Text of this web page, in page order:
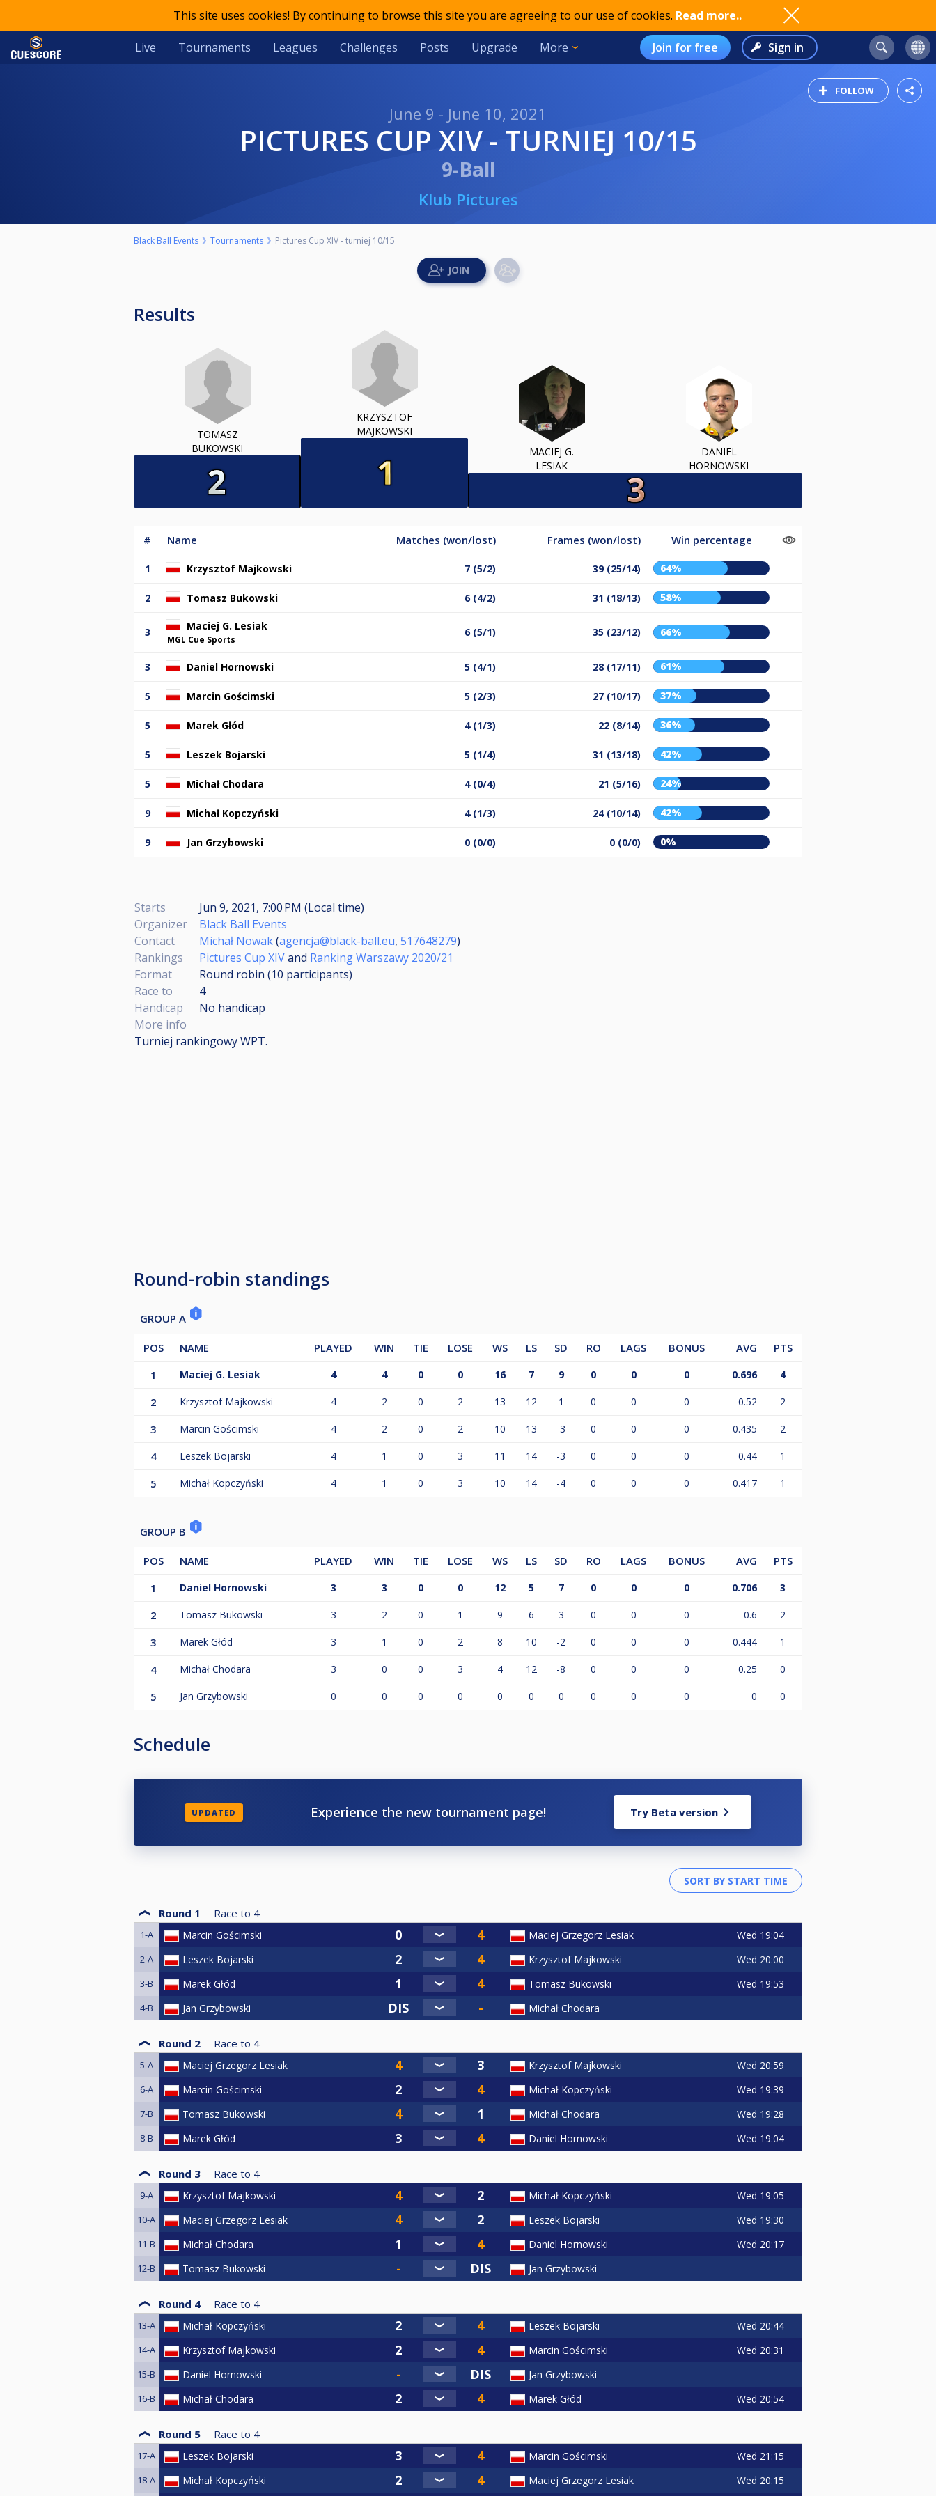
This site uses cookies! By continuing to browse this site you are agreeing to our use of cookies. Read more..
Live Tournaments Leagues Challenges Posts Upgrade More Join for free Sign in
FOLLOW
June 9 - June 10, 2021
PICTURES CUP XIV - TURNIEJ 10/15
9-Ball
Klub Pictures
Black Ball Events Tournaments Pictures Cup XIV - turniej 10/15
Results
TOMASZ
BUKOWSKI
KRZYSZTOF
MAJKOWSKI
MACIEJ G.
LESIAK
DANIEL
HORNOWSKI
# Name Matches (won/lost) Frames (won/lost) Win percentage
1 Krzysztof Majkowski 7 (5/2) 39 (25/14) 64%
2 Tomasz Bukowski 6 (4/2) 31 (18/13) 58%
3 Maciej G. Lesiak
MGL Cue Sports
6 (5/1) 35 (23/12) 66%
3 Daniel Hornowski 5 (4/1) 28 (17/11) 61%
5 Marcin Gościmski 5 (2/3) 27 (10/17) 37%
5 Marek Głód 4 (1/3) 22 (8/14) 36%
5 Leszek Bojarski 5 (1/4) 31 (13/18) 42%
5 Michał Chodara 4 (0/4) 21 (5/16) 24%
9 Michał Kopczyński 4 (1/3) 24 (10/14) 42%
9 Jan Grzybowski 0 (0/0) 0 (0/0) 0%
Starts
Jun 9, 2021, 7:00 PM (Local time)
Organizer
Black Ball Events
Contact
Michał Nowak(agencja@black-ball.eu, 517648279)
Rankings
Pictures Cup XIVand Ranking Warszawy 2020/21
Format
Round robin (10 participants)
Race to
4
Handicap
No handicap
More info
Turniej rankingowy WPT.
Round-robin standings
GROUP A
POS NAME PLAYED WIN TIE LOSE WS LS SD RO LAGS BONUS AVG
PTS
1
Maciej G. Lesiak 4 4 0 0 16 7 9 0 0 0 0.696 4
2 Krzysztof Majkowski 4 2 0 2 13 12 1 0 0 0 0.52 2
3 Marcin Gościmski 4 2 0 2 10 13 -3 0 0 0 0.435 2
4 Leszek Bojarski 4 1 0 3 11 14 -3 0 0 0 0.44 1
5 Michał Kopczyński 4 1 0 3 10 14 -4 0 0 0 0.417 1
GROUP B
POS NAME PLAYED WIN TIE LOSE WS LS SD RO LAGS BONUS AVG
PTS
1
Daniel Hornowski 3 3 0 0 12 5 7 0 0 0 0.706 3
2 Tomasz Bukowski 3 2 0 1 9 6 3 0 0 0 0.6 2
3 Marek Głód 3 1 0 2 8 10 -2 0 0 0 0.444 1
4 Michał Chodara 3 0 0 3 4 12 -8 0 0 0 0.25 0
5 Jan Grzybowski 0 0 0 0 0 0 0 0 0 0 0 0
Schedule
UPDATED Experience the new tournament page! Try Beta version
Round 1 Race to 4
1-A Marcin Gościmski Maciej Grzegorz Lesiak Wed 19:04
2-A Leszek Bojarski Krzysztof Majkowski Wed 20:00
3-B Marek Głód Tomasz Bukowski Wed 19:53
4-B Jan Grzybowski Michał Chodara
Round 2 Race to 4
5-A Maciej Grzegorz Lesiak Krzysztof Majkowski Wed 20:59
6-A Marcin Gościmski Michał Kopczyński Wed 19:39
7-B Tomasz Bukowski Michał Chodara Wed 19:28
8-B Marek Głód Daniel Hornowski Wed 19:04
Round 3 Race to 4
9-A Krzysztof Majkowski Michał Kopczyński Wed 19:05
10-A Maciej Grzegorz Lesiak Leszek Bojarski Wed 19:30
11-B Michał Chodara Daniel Hornowski Wed 20:17
12-B Tomasz Bukowski Jan Grzybowski
Round 4 Race to 4
13-A Michał Kopczyński Leszek Bojarski Wed 20:44
14-A Krzysztof Majkowski Marcin Gościmski Wed 20:31
15-B Daniel Hornowski Jan Grzybowski
16-B Michał Chodara Marek Głód Wed 20:54
Round 5 Race to 4
17-A Leszek Bojarski Marcin Gościmski Wed 21:15
18-A Michał Kopczyński Maciej Grzegorz Lesiak Wed 20:15